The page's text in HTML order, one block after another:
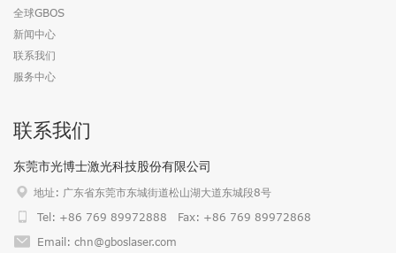
全球GBOS
新闻中心
联系我们
服务中心
联系我们
东莞市光博士激光科技股份有限公司
地址: 广东省东莞市东城街道松山湖大道东城段8号
Tel: +86 769 89972888 Fax: +86 769 89972868
Email: chn@gboslaser.com